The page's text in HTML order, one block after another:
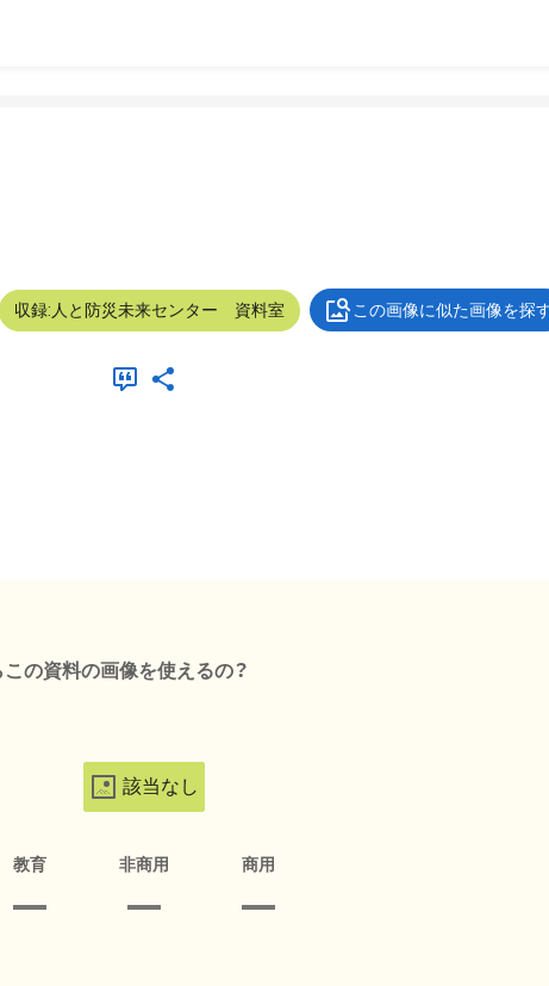
収録:人と防災未来センター 資料室 この画像に似た画像を探
の資料の画像を使えるの？
該当なし
教育 非商用 商用